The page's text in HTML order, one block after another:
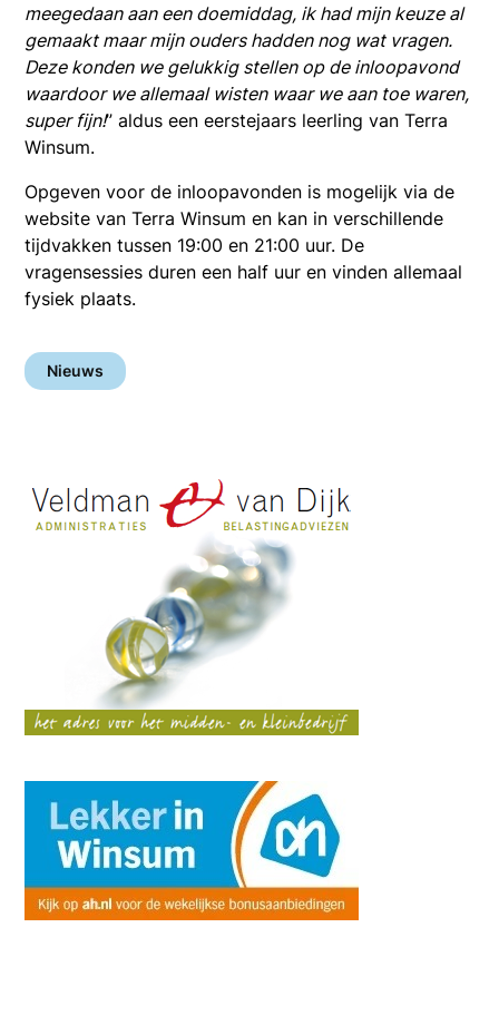
meegedaan aan een doemiddag, ik had mijn keuze al
gemaakt maar mijn ouders hadden nog wat vragen.
Deze konden we gelukkig stellen op de inloopavond
waardoor we allemaal wisten waar we aan toe waren,
super fijn!” aldus een eerstejaars leerling van Terra
Winsum.
Opgeven voor de inloopavonden is mogelijk via de
website van Terra Winsum en kan in verschillende
tijdvakken tussen 19:00 en 21:00 uur. De
vragensessies duren een half uur en vinden allemaal
fysiek plaats.
Nieuws